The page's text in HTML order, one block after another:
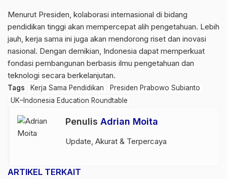
Menurut Presiden, kolaborasi internasional di bidang
pendidikan tinggi akan mempercepat alih pengetahuan. Lebih
jauh, kerja sama ini juga akan mendorong riset dan inovasi
nasional. Dengan demikian, Indonesia dapat memperkuat
fondasi pembangunan berbasis ilmu pengetahuan dan
teknologi secara berkelanjutan.
Tags Kerja Sama Pendidikan
Presiden Prabowo Subianto
UK–Indonesia Education Roundtable
Penulis Adrian Moita
Update, Akurat & Terpercaya
ARTIKEL TERKAIT